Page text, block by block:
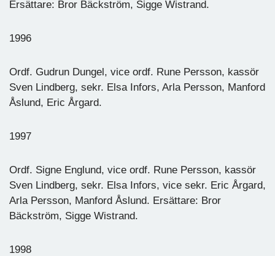
Ersättare: Bror Bäckström, Sigge Wistrand.
1996
Ordf. Gudrun Dungel, vice ordf. Rune Persson, kassör
Sven Lindberg, sekr. Elsa Infors, Arla Persson, Manford
Åslund, Eric Årgard.
1997
Ordf. Signe Englund, vice ordf. Rune Persson, kassör
Sven Lindberg, sekr. Elsa Infors, vice sekr. Eric Årgard,
Arla Persson, Manford Åslund. Ersättare: Bror
Bäckström, Sigge Wistrand.
1998